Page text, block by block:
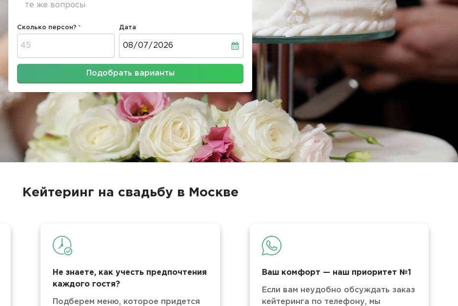
те же вопросы
Сколько персон? Дата
Подобрать варианты
Кейтеринг на свадьбу в Москве
Не знаете, как учесть предпочтения
каждого гостя?
Подберем меню, которое придется
Ваш комфорт — наш приоритет №1
Если вам неудобно обсуждать заказ
кейтеринга по телефону, мы